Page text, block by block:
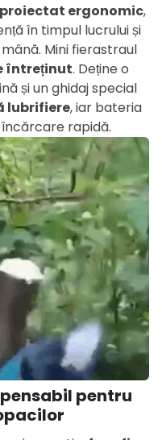
ergonomic,
în timpul lucrului și
Mini fierastraul
întreținut. Deține o
și un ghidaj special
lubrifiere, iar bateria
rapidă.
pentru